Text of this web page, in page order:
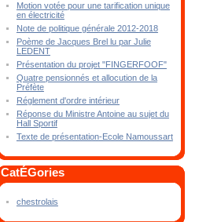
Motion votée pour une tarification unique
en électricité
Note de politique générale 2012-2018
Poème de Jacques Brel lu par Julie
LEDENT
Présentation du projet "FINGERFOOF"
Quatre pensionnés et allocution de la
Préfète
Réglement d'ordre intérieur
Réponse du Ministre Antoine au sujet du
Hall Sportif
Texte de présentation-Ecole Namoussart
CatÉGories
chestrolais